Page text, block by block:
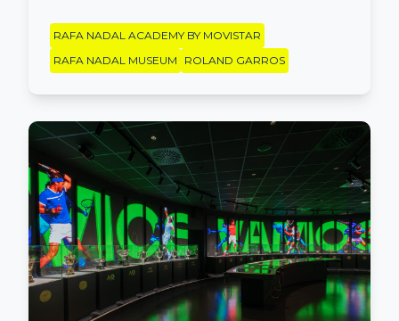
RAFA NADAL ACADEMY BY MOVISTAR
RAFA NADAL MUSEUM
ROLAND GARROS